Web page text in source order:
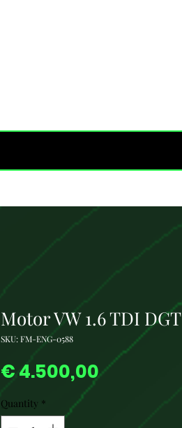
Motor VW 1.6 TDI DGT
SKU: FM-ENG-0588
€ 4.500,00Price
Quantity *